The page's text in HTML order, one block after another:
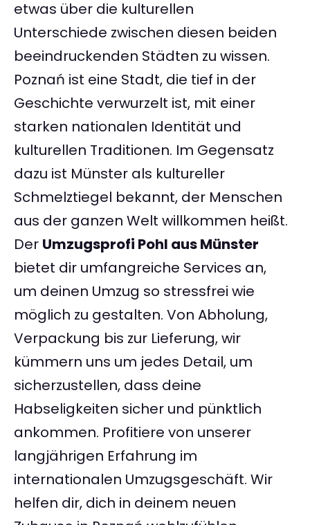
etwas über die kulturellen
Unterschiede zwischen diesen beiden
beeindruckenden Städten zu wissen.
Poznań ist eine Stadt, die tief in der
Geschichte verwurzelt ist, mit einer
starken nationalen Identität und
kulturellen Traditionen. Im Gegensatz
dazu ist Münster als kultureller
Schmelztiegel bekannt, der Menschen
aus der ganzen Welt willkommen heißt.
Der Umzugsprofi Pohl aus Münster
bietet dir umfangreiche Services an,
um deinen Umzug so stressfrei wie
möglich zu gestalten. Von Abholung,
Verpackung bis zur Lieferung, wir
kümmern uns um jedes Detail, um
sicherzustellen, dass deine
Habseligkeiten sicher und pünktlich
ankommen. Profitiere von unserer
langjährigen Erfahrung im
internationalen Umzugsgeschäft. Wir
helfen dir, dich in deinem neuen